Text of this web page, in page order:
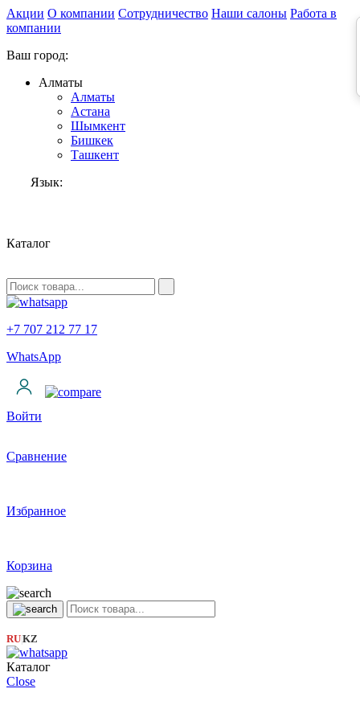
Акции О компании Сотрудничество Наши салоны Работа в
компании
Ваш город:
Алматы
Алматы
Астана
Шымкент
Бишкек
Ташкент
Язык:
Каталог
+7 707 212 77 17
WhatsApp
Войти
Сравнение
Избранное
Корзина
RU|KZ
Каталог
Close